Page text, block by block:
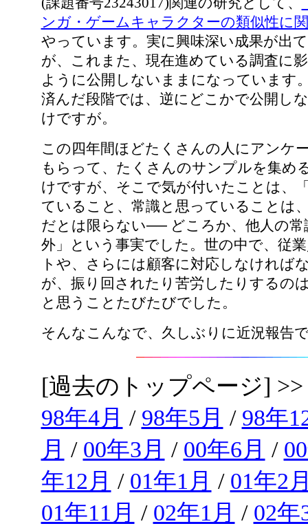
ンガ・ゲームキャラクターの類似性に
やっています。実に興味深い成果が出
が、これまた、現在進めている調査に
ように公開しないままになっています
済んだ段階では、逆にどこかで公開し
けですが。
この四年間ほどたくさんの人にアンケ
もらって、たくさんのサンプルを集め
けですが、そこで気が付いたことは、
ていること、常識と思っていることは
だとは限らない── どころか、他人の常
外」という事実でした。世の中で、従
トや、さらには顧客に対応しなければ
が、振り回されたり苦労したりするの
と思うことたびたびでした。
そんなこんなで、久しぶりに近況報告
[過去のトップページ]
98年4月 / 98年5月 / 98年
月 / 00年3月 / 00年6月 /
年12月 / 01年1月 / 01年2
01年11月 / 02年1月 / 02年